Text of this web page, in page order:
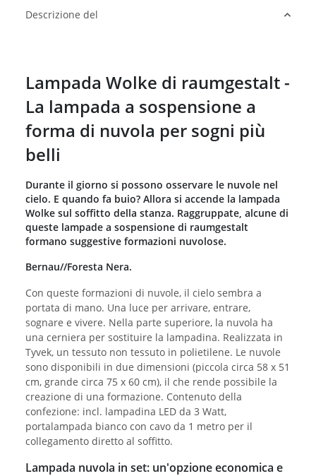
Descrizione del
Lampada Wolke di raumgestalt -
La lampada a sospensione a
forma di nuvola per sogni più
belli
Durante il giorno si possono osservare le nuvole nel
cielo. E quando fa buio? Allora si accende la lampada
Wolke sul soffitto della stanza. Raggruppate, alcune di
queste lampade a sospensione di raumgestalt
formano suggestive formazioni nuvolose.
Bernau//Foresta Nera.
Con queste formazioni di nuvole, il cielo sembra a
portata di mano. Una luce per arrivare, entrare,
sognare e vivere. Nella parte superiore, la nuvola ha
una cerniera per sostituire la lampadina. Realizzata in
Tyvek, un tessuto non tessuto in polietilene. Le nuvole
sono disponibili in due dimensioni (piccola circa 58 x 51
cm, grande circa 75 x 60 cm), il che rende possibile la
creazione di una formazione. Contenuto della
confezione: incl. lampadina LED da 3 Watt,
portalampada bianco con cavo da 1 metro per il
collegamento diretto al soffitto.
Lampada nuvola in set: un'opzione economica e